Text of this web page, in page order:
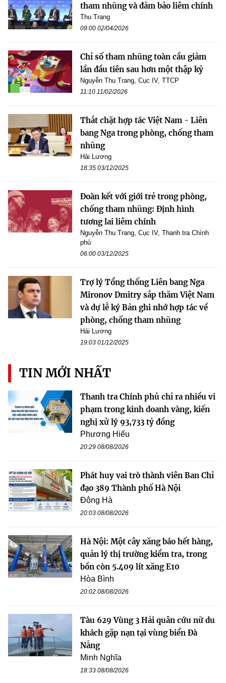
tham nhũng và đảm bảo liêm chính
Thu Trang
09:00 02/04/2026
Chỉ số tham nhũng toàn cầu giảm
lần đầu tiên sau hơn một thập kỷ
Nguyễn Thu Trang, Cục IV, TTCP
11:10 11/02/2026
Thắt chặt hợp tác Việt Nam - Liên
bang Nga trong phòng, chống tham
nhũng
Hải Lương
18:35 03/12/2025
Đoàn kết với giới trẻ trong phòng,
chống tham nhũng: Định hình
tương lai liêm chính
Nguyễn Thu Trang, Cục IV, Thanh tra Chính
phủ
06:00 03/12/2025
Trợ lý Tổng thống Liên bang Nga
Mironov Dmitry sắp thăm Việt Nam
và dự lễ ký Bản ghi nhớ hợp tác về
phòng, chống tham nhũng
Hải Lương
19:03 01/12/2025
TIN MỚI NHẤT
Thanh tra Chính phủ chỉ ra nhiều vi
phạm trong kinh doanh vàng, kiến
nghị xử lý 93,733 tỷ đồng
Phương Hiếu
20:29 08/08/2026
Phát huy vai trò thành viên Ban Chỉ
đạo 389 Thành phố Hà Nội
Đông Hà
20:03 08/08/2026
Hà Nội: Một cây xăng báo hết hàng,
quản lý thị trường kiểm tra, trong
bồn còn 5.409 lít xăng E10
Hòa Bình
20:02 08/08/2026
Tàu 629 Vùng 3 Hải quân cứu nữ du
khách gặp nạn tại vùng biển Đà
Nẵng
Minh Nghĩa
18:33 08/08/2026